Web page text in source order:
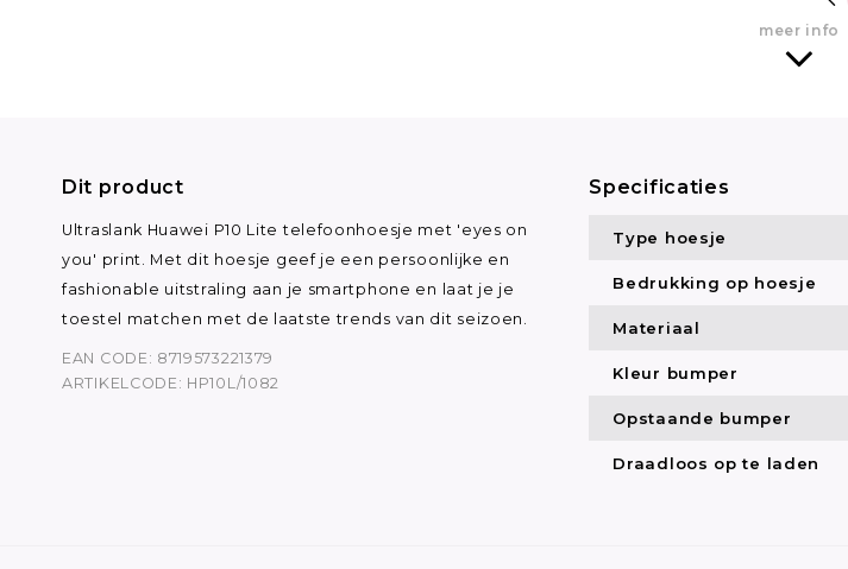
meer info
Dit product
Ultraslank Huawei P10 Lite telefoonhoesje met 'eyes on
you' print. Met dit hoesje geef je een persoonlijke en
fashionable uitstraling aan je smartphone en laat je je
toestel matchen met de laatste trends van dit seizoen.
EAN CODE: 8719573221379
ARTIKELCODE: HP10L/1082
Specificaties
Type hoesje
Bedrukking op hoesje
Materiaal
Kleur bumper
Opstaande bumper
Draadloos op te laden